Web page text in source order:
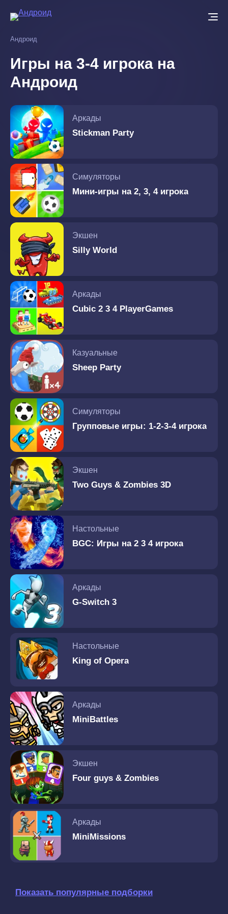
основному
Андроид
Игры на 3-4 игрока на
Андроид
Аркады
Stickman Party
Симуляторы
Мини-игры на 2, 3, 4 игрока
Экшен
Silly World
Аркады
Cubic 2 3 4 PlayerGames
Казуальные
Sheep Party
Симуляторы
Групповые игры: 1-2-3-4 игрока
Экшен
Two Guys & Zombies 3D
Настольные
BGC: Игры на 2 3 4 игрока
Аркады
G-Switch 3
Настольные
King of Opera
Аркады
MiniBattles
Экшен
Four guys & Zombies
Аркады
MiniMissions
Показать популярные подборки